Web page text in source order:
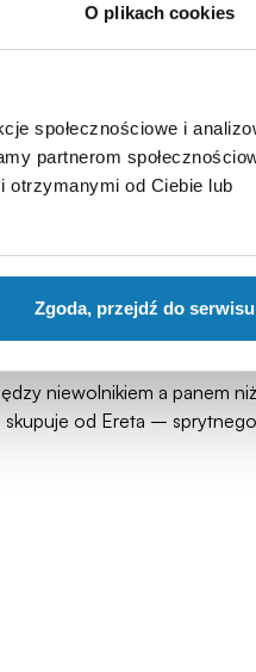
O plikach cookies
społecznościowe i
partnerom
otrzymanymi od Ciebie lub
Zgoda, przejdź do serwisu
niewolnikiem a panem
od Ereta –